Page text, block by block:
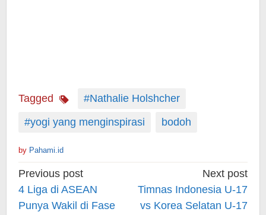
Tagged
#Nathalie Holshcher
#yogi yang menginspirasi
bodoh
by Pahami.id
Post
navigation
Previous post
4 Liga di ASEAN
Punya Wakil di Fase
Next post
Timnas Indonesia U-17
vs Korea Selatan U-17